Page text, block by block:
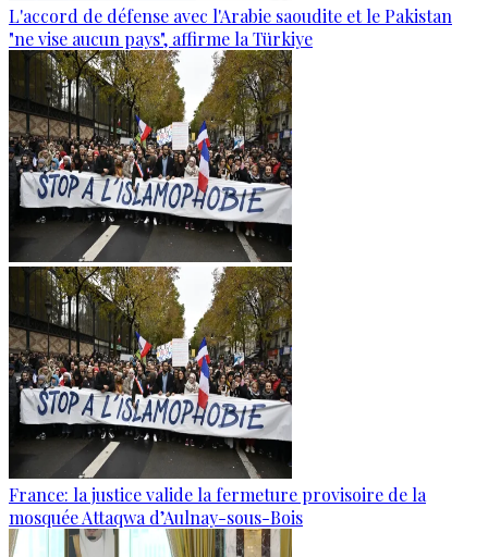
L'accord de défense avec l'Arabie saoudite et le Pakistan
"ne vise aucun pays", affirme la Türkiye
France: la justice valide la fermeture provisoire de la
mosquée Attaqwa d’Aulnay-sous-Bois